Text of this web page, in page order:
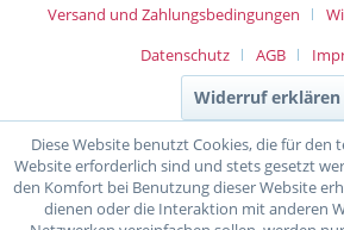
Versand und Zahlungsbedingungen
Datenschutz
AGB
Widerruf erklären
Diese Website benutzt Cookies, die für den
Website erforderlich sind und stets gesetzt
den Komfort bei Benutzung dieser Website
dienen oder die Interaktion mit anderen